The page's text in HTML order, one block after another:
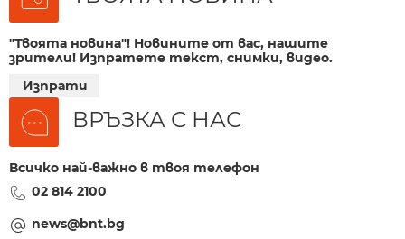
"Твоята новина"! Новините от вас, нашите
зрители! Изпратете текст, снимки, видео.
Изпрати
ВРЪЗКА С НАС
Всичко най-важно в твоя телефон
02 814 2100
news@bnt.bg